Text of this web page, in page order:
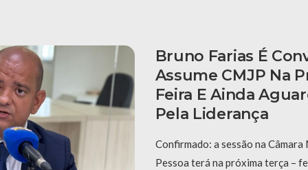
Bruno Farias É
Assume CMJP Na
Feira E Ainda
Pela Liderança
Confirmado: a sessão na Câmara
Pessoa terá na próxima terça –